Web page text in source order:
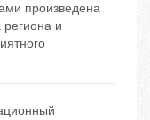
произведена
и